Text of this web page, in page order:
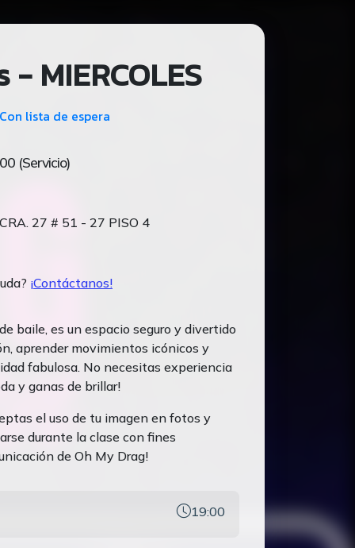
MIERCOLES
lista de espera
(Servicio)
27 # 51 - 27 PISO 4
¡Contáctanos!
baile, es un espacio seguro y divertido
aprender movimientos icónicos y
fabulosa. No necesitas experiencia
y ganas de brillar!
el uso de tu imagen en fotos y
durante la clase con fines
de Oh My Drag!
19:00